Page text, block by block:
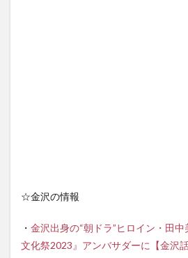
☆金沢の情報
・ 金沢出身の“朝ドラ”ヒロイン・田
文化祭2023』アンバサダーに【金沢話